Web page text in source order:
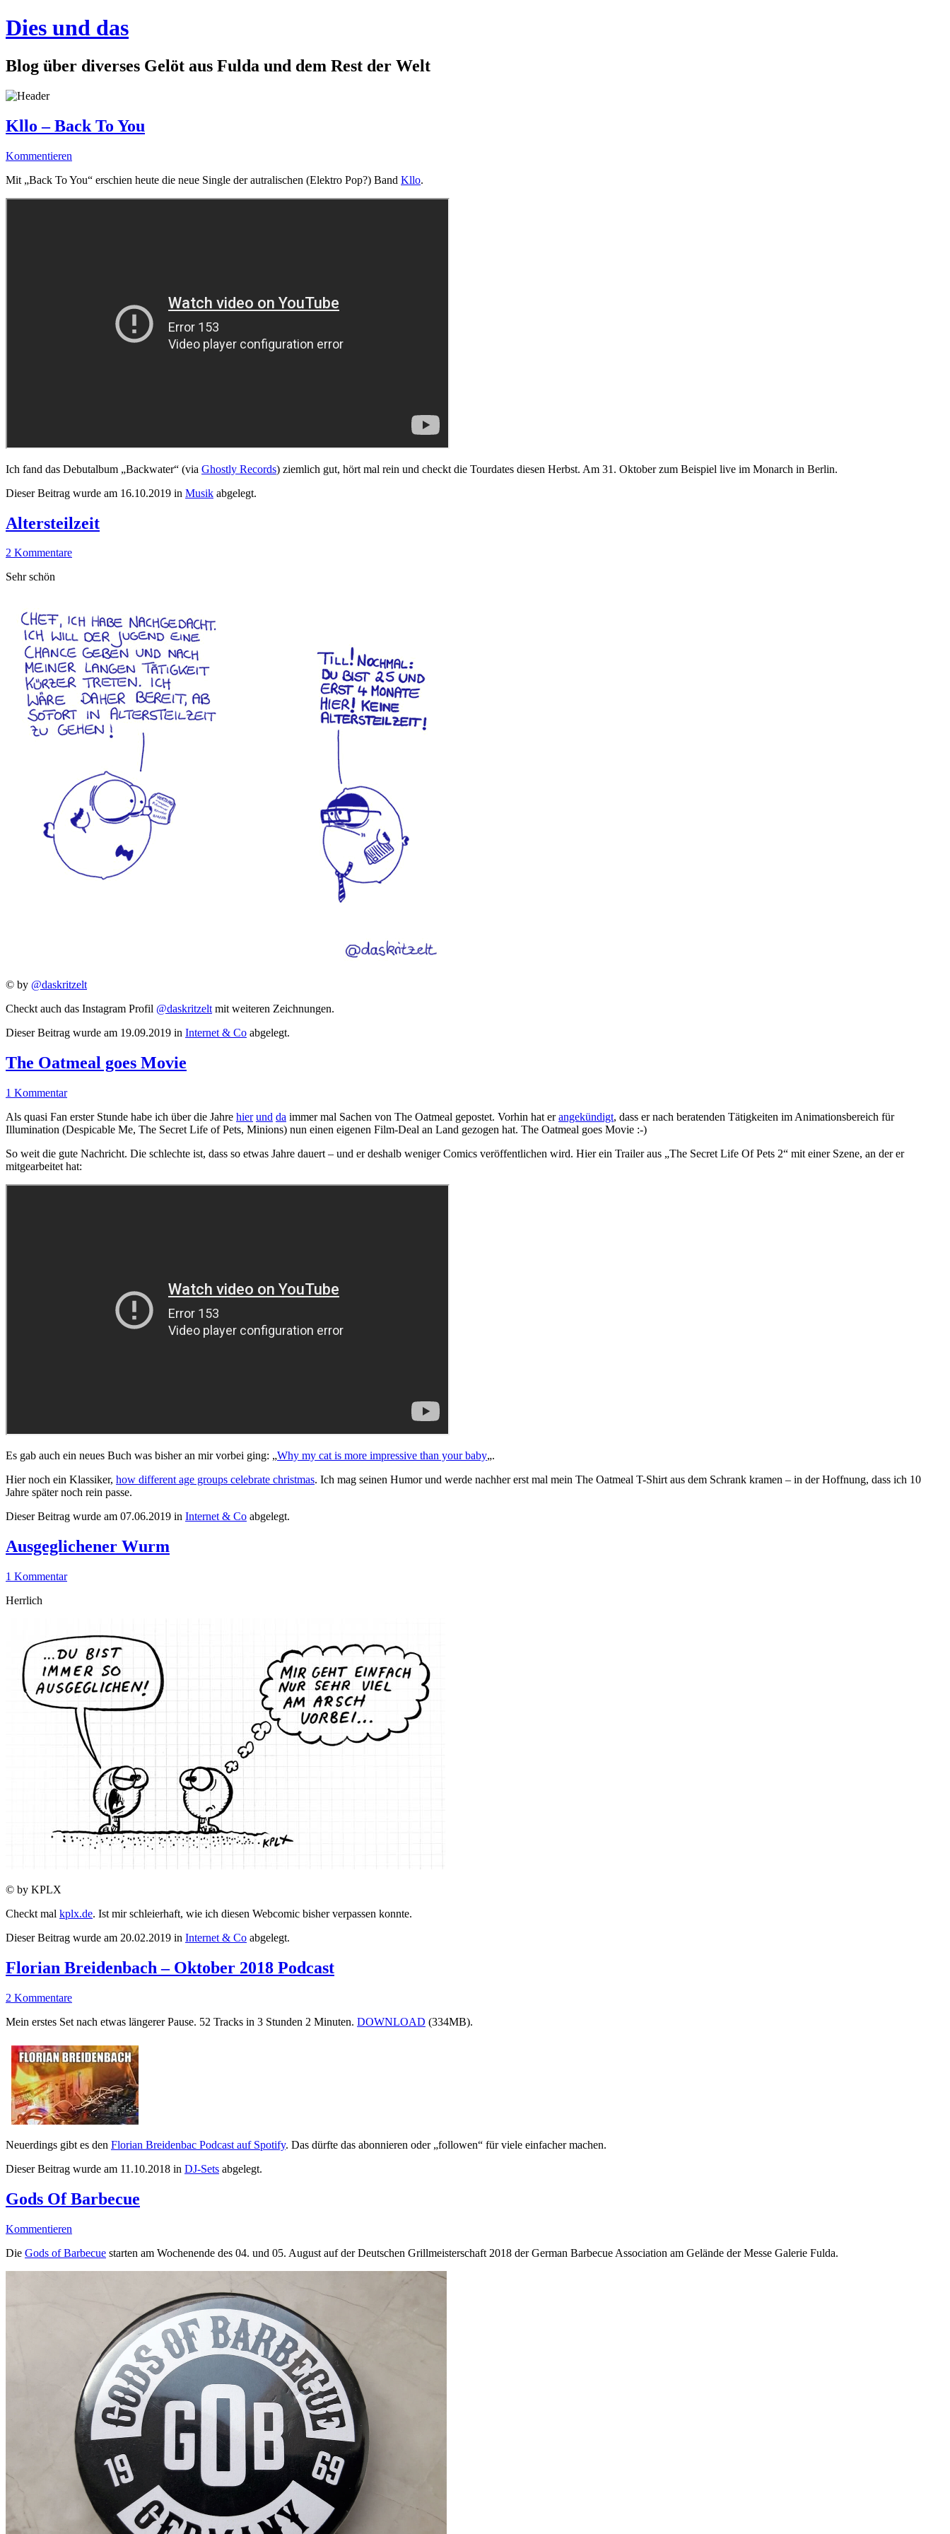
Dies und das
Blog über diverses Gelöt aus Fulda und dem Rest der Welt
Kllo – Back To You
Kommentieren
Mit „Back To You“ erschien heute die neue Single der autralischen (Elektro Pop?) Band Kllo.
Ich fand das Debutalbum „Backwater“ (via Ghostly Records) ziemlich gut, hört mal rein und checkt die Tourdates diesen Herbst. Am 31. Oktober zum Beispiel live im Monarch in Berlin.
Dieser Beitrag wurde am 16.10.2019 in Musik abgelegt.
Altersteilzeit
2 Kommentare
Sehr schön
©️ by @daskritzelt
Checkt auch das Instagram Profil @daskritzeltmit weiteren Zeichnungen.
Dieser Beitrag wurde am 19.09.2019 in Internet & Co abgelegt.
The Oatmeal goes Movie
1 Kommentar
Als quasi Fan erster Stunde habe ich über die Jahre hier und da immer mal Sachen von The Oatmeal gepostet. Vorhin hat erangekündigt, dass er nach beratenden Tätigkeiten im Animationsbereich für
Illumination (Despicable Me, The Secret Life of Pets, Minions) nun einen eigenen Film-Deal an Land gezogen hat. The Oatmeal goes Movie :-)
So weit die gute Nachricht. Die schlechte ist, dass so etwas Jahre dauert – und er deshalb weniger Comics veröffentlichen wird. Hier ein Trailer aus „The Secret Life Of Pets 2“ mit einer Szene, an der er
mitgearbeitet hat:
Es gab auch ein neues Buch was bisher an mir vorbei ging: „Why my cat is more impressive than your baby„.
Hier noch ein Klassiker, how different age groups celebrate christmas. Ich mag seinen Humor und werde nachher erst mal mein The Oatmeal T-Shirt aus dem Schrank kramen – in der Hoffnung, dass ich 10
Jahre später noch rein passe.
Dieser Beitrag wurde am 07.06.2019 in Internet & Co abgelegt.
Ausgeglichener Wurm
1 Kommentar
Herrlich
© by KPLX
Checkt mal kplx.de. Ist mir schleierhaft, wie ich diesen Webcomic bisher verpassen konnte.
Dieser Beitrag wurde am 20.02.2019 in Internet & Co abgelegt.
Florian Breidenbach – Oktober 2018 Podcast
2 Kommentare
Mein erstes Set nach etwas längerer Pause. 52 Tracks in 3 Stunden 2 Minuten. DOWNLOAD (334MB).
Neuerdings gibt es den Florian Breidenbac Podcast auf Spotify. Das dürfte das abonnieren oder „followen“ für viele einfacher machen.
Dieser Beitrag wurde am 11.10.2018 in DJ-Sets abgelegt.
Gods Of Barbecue
Kommentieren
Die Gods of Barbecue starten am Wochenende des 04. und 05. August auf der Deutschen Grillmeisterschaft 2018 der German Barbecue Association am Gelände der Messe Galerie Fulda.